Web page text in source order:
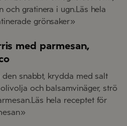
gratinera i ugn.Läs hela
grönsaker»
med parmesan,
snabbt, krydda med salt
och balsamvinäger, strö
hela receptet för